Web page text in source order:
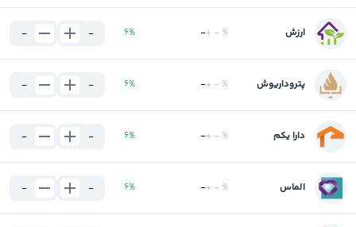
ارزش -+ - %
6%
-
-
پتروداریوش -+ - %
6%
-
-
دارا یکم -+ - %
6%
-
-
الماس -+ - %
6%
-
-